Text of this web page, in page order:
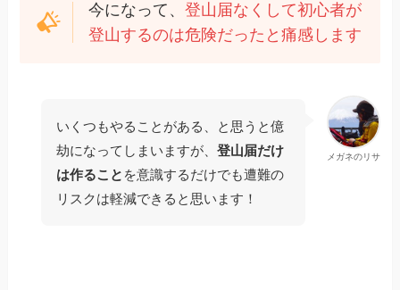
今になって、 登山届なくして初心者が
登山するのは危険だったと痛感します
メガネのリサ
いくつもやることがある、と思うと億
劫になってしまいますが、登山届だけ
は作ること を意識するだけでも遭難の
リスクは軽減できると思います！